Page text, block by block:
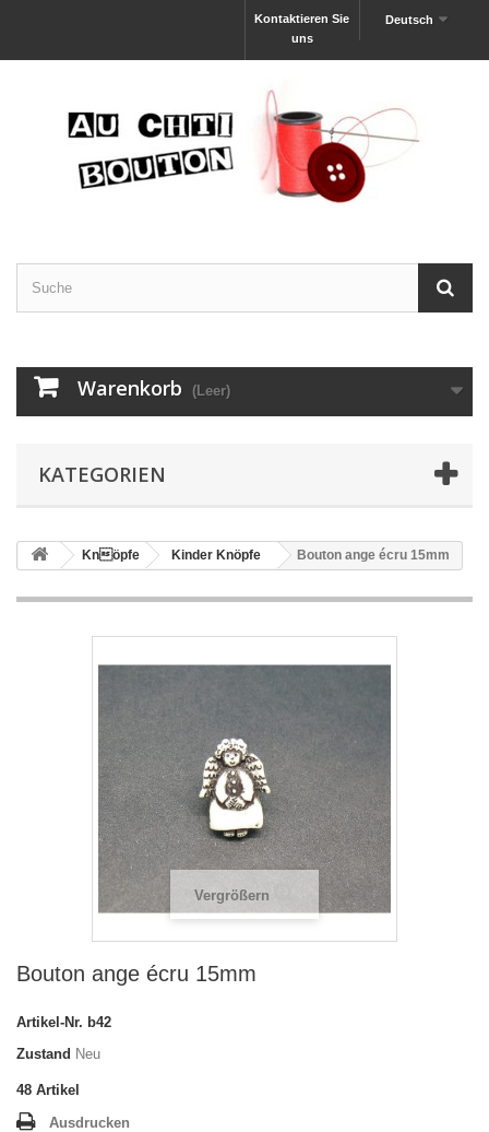
Deutsch
Kontaktieren Sie
uns
Warenkorb (Leer)
KATEGORIEN
Knöpfe Kinder Knöpfe Bouton ange écru 15mm
Vergrößern
Bouton ange écru 15mm
Artikel-Nr. b42
Zustand Neu
48 Artikel
Ausdrucken